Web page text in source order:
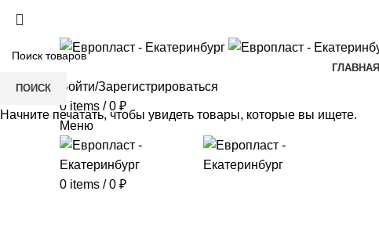
ГЛАВНАЯ
Войти/Зарегистрироваться
0 items / 0 ₽
Меню
0 items / 0 ₽
ПОИСК
Начните печатать, чтобы увидеть товары, которые вы ищете.